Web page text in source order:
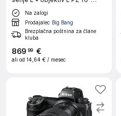
50mm F3.5-5.6 OSS II
Na zalogi
Prodajalec Big Bang
Brezplačna poštnina za člane
kluba
869 99 €
ali od 14,64 € / mesec